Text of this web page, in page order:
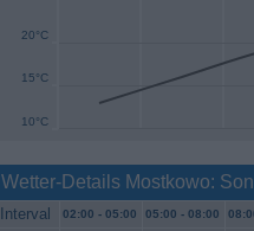
10°C
15°C
20°C
Wetter-Details Mostkowo:
Interval 02:00 - 05:00 05:00 - 08:00